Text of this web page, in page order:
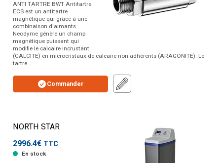
ANTI TARTRE BWT Antitartre
ECS est un antitartre
magnétique qui grâce à une
combinaison d'aimants
Neodyme génère un champ
magnétique puissant qui
modifie le calcaire incrustant
(CALCITE) en microcristaux de calcaire non adhérents (ARAGONITE). Le
tartre…
Commander
NORTH STAR
2996.4€ TTC
En stock